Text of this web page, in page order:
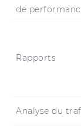
de
Rapports
Analyse du